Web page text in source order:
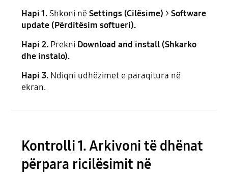
Hapi 1. Shkoni nëSettings (Cilësime) >Software
update (Përditësim softueri).
Hapi 2. Prekni Download and install (Shkarko
dhe instalo).
Hapi 3. Ndiqni udhëzimet e paraqitura në
ekran.
Kontrolli 1. Arkivoni të dhënat
përpara ricilësimit në